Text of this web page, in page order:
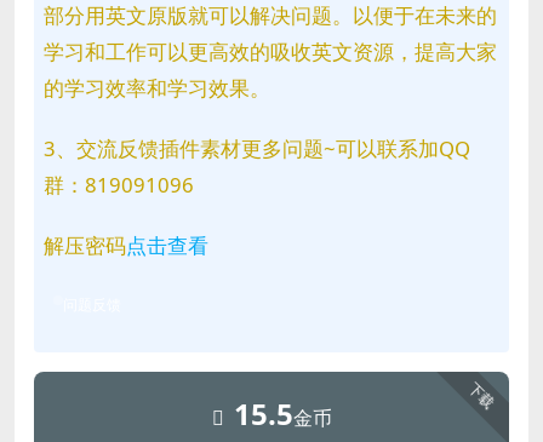
部分用英文原版就可以解决问题。以便于在未来的
学习和工作可以更高效的吸收英文资源，提高大家
的学习效率和学习效果。
3、交流反馈插件素材更多问题~可以联系加QQ
群：819091096
解压密码点击查看
下载
15.5金币